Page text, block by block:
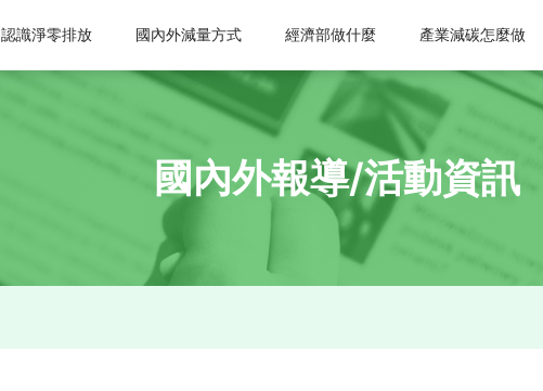
認識淨零排放 國內外減量方式 經濟部做什麼 產業減碳怎麼做
國內外報導/活動資訊